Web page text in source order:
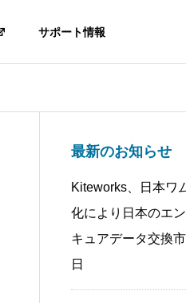
サポート情報
最新のお知らせ
Kiteworks、日本ワ
化により日本のエ
キュアデータ交換
日